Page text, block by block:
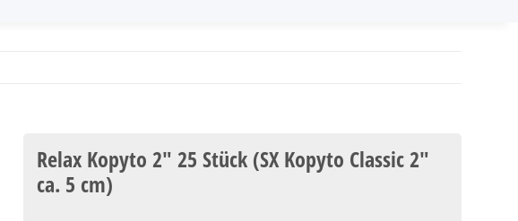
Relax Kopyto 2" 25 Stück (SX Kopyto Classic 2"
ca. 5 cm)